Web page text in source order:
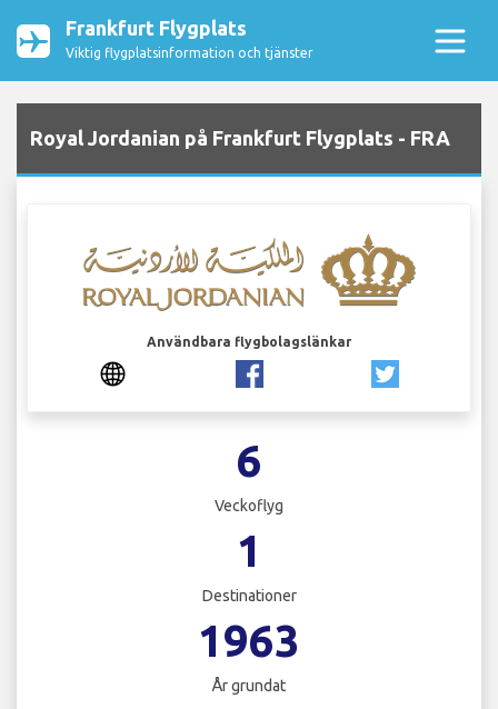
Frankfurt Flygplats
Viktig flygplatsinformation och tjänster
Royal Jordanian på Frankfurt Flygplats - FRA
Användbara flygbolagslänkar
6
Veckoflyg
1
Destinationer
1963
År grundat